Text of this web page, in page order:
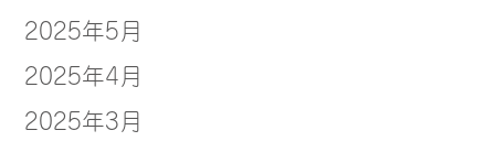
2025年5月
2025年4月
2025年3月